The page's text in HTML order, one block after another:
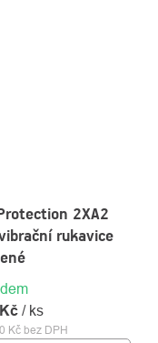
2XA2
rukavice
Kč bez DPH
/ ks